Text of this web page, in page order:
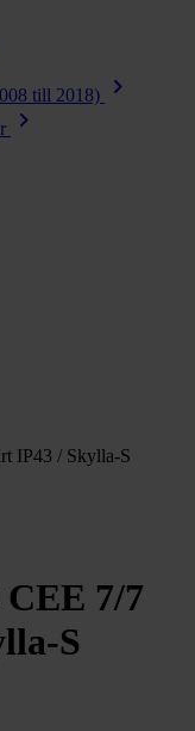
till 2018) chevron_right
chevron_right
IP43 / Skylla-S
7/7
S